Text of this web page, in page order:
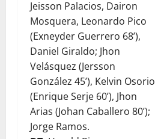
Jeisson Palacios, Dairon
Mosquera, Leonardo Pico
(Exneyder Guerrero 68’),
Daniel Giraldo; Jhon
Velásquez (Jersson
González 45’), Kelvin Osorio
(Enrique Serje 60’), Jhon
Arias (Johan Caballero 80’);
Jorge Ramos.